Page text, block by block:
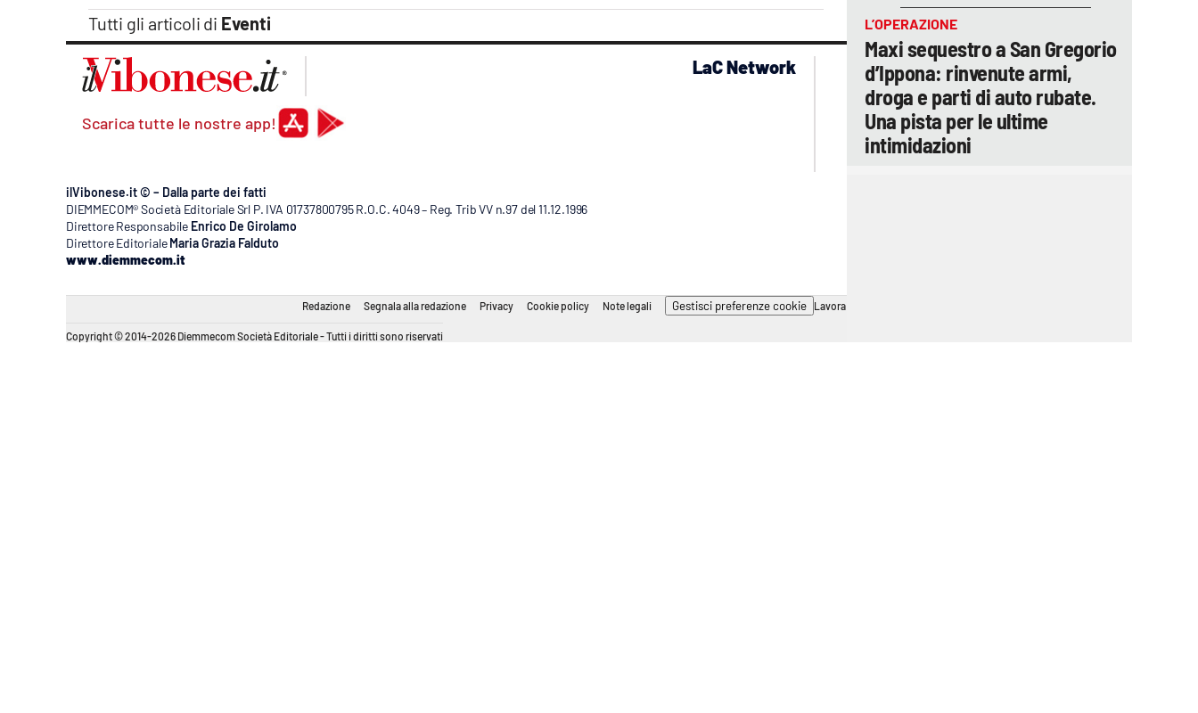
Vai
Tutti gli articoli di Eventi L’OPERAZIONE
Maxi sequestro a San Gregorio
d’Ippona: rinvenute armi,
droga e parti di auto rubate.
Una pista per le ultime
intimidazioni
Scarica tutte le nostre app!
LaC Network
lacplay.it
lactv.it
laconair.it
lacitymag.it
lacapitalenews.it
ilreggino.it
cosenzachannel.it
ilVibonese.it © – Dalla parte dei fatti
DIEMMECOM® Società Editoriale Srl P. IVA 01737800795 R.O.C. 4049 – Reg. Trib VV n.97 del 11.12.1996
Direttore Responsabile Enrico De Girolamo
Direttore Editoriale Maria Grazia Falduto
www.diemmecom.it
Redazione Segnala alla redazione Privacy Cookie policy Note legali Gestisci preferenze cookie Lavora con noi
Copyright © 2014-2026 Diemmecom Società Editoriale - Tutti i diritti sono riservati